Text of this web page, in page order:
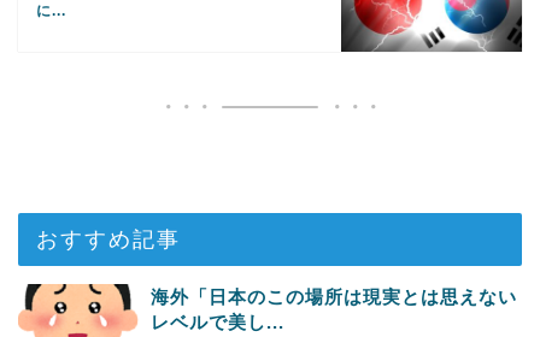
に...
おすすめ記事
海外「日本のこの場所は現実とは思えない
レベルで美し...